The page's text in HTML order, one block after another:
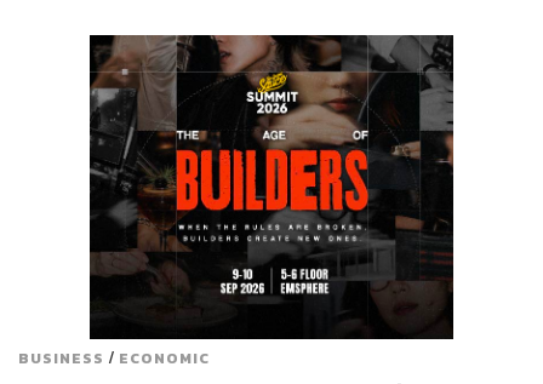
BUSINESS / ECONOMIC